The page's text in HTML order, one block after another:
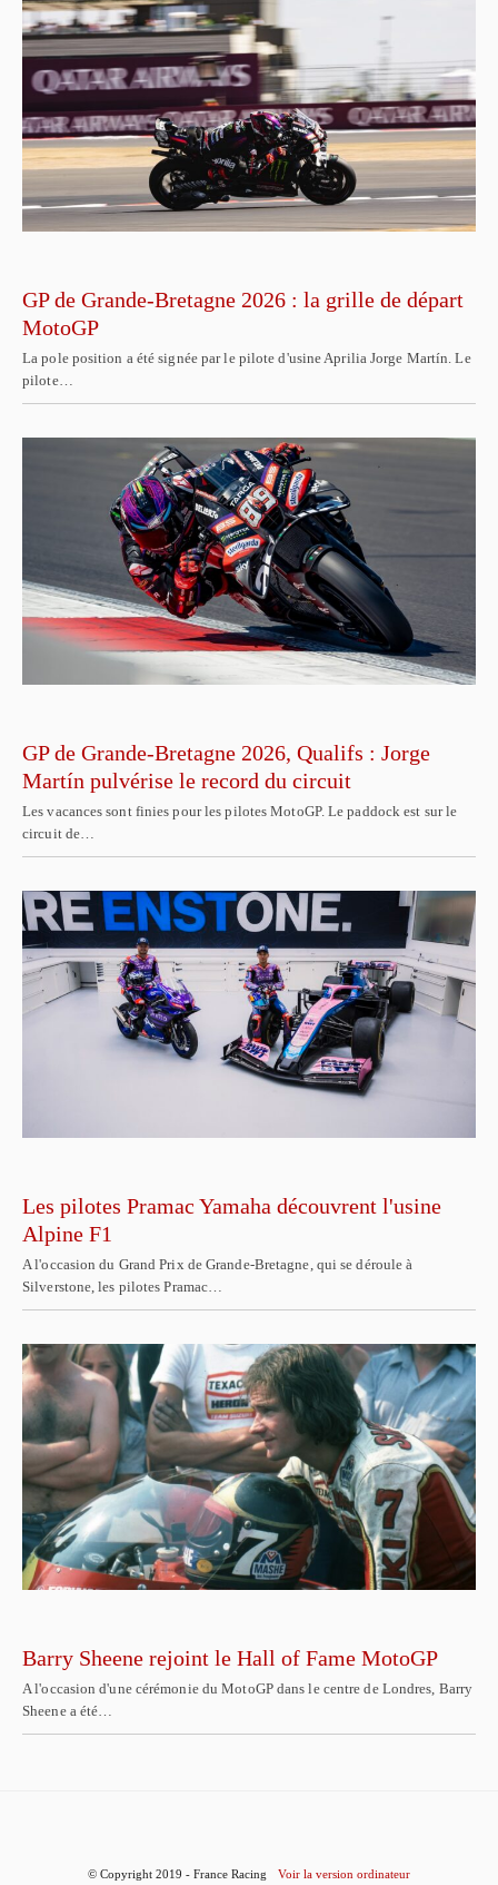
GP de Grande-Bretagne 2026 : la grille de départ
MotoGP
La pole position a été signée par le pilote d'usine Aprilia Jorge Martín. Le
pilote…
GP de Grande-Bretagne 2026, Qualifs : Jorge
Martín pulvérise le record du circuit
Les vacances sont finies pour les pilotes MotoGP. Le paddock est sur le
circuit de…
Les pilotes Pramac Yamaha découvrent l'usine
Alpine F1
A l'occasion du Grand Prix de Grande-Bretagne, qui se déroule à
Silverstone, les pilotes Pramac…
Barry Sheene rejoint le Hall of Fame MotoGP
A l'occasion d'une cérémonie du MotoGP dans le centre de Londres, Barry
Sheene a été…
© Copyright 2019 - France Racing Voir la version ordinateur